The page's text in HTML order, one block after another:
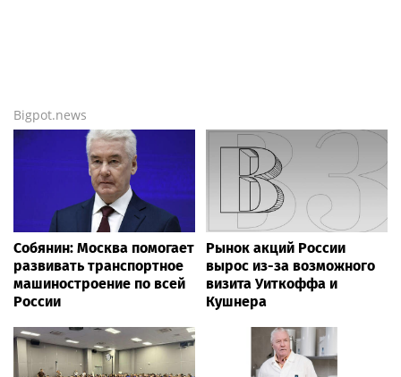
Bigpot.news
Собянин: Москва помогает
развивать транспортное
машиностроение по всей
России
Рынок акций России
вырос из-за возможного
визита Уиткоффа и
Кушнера